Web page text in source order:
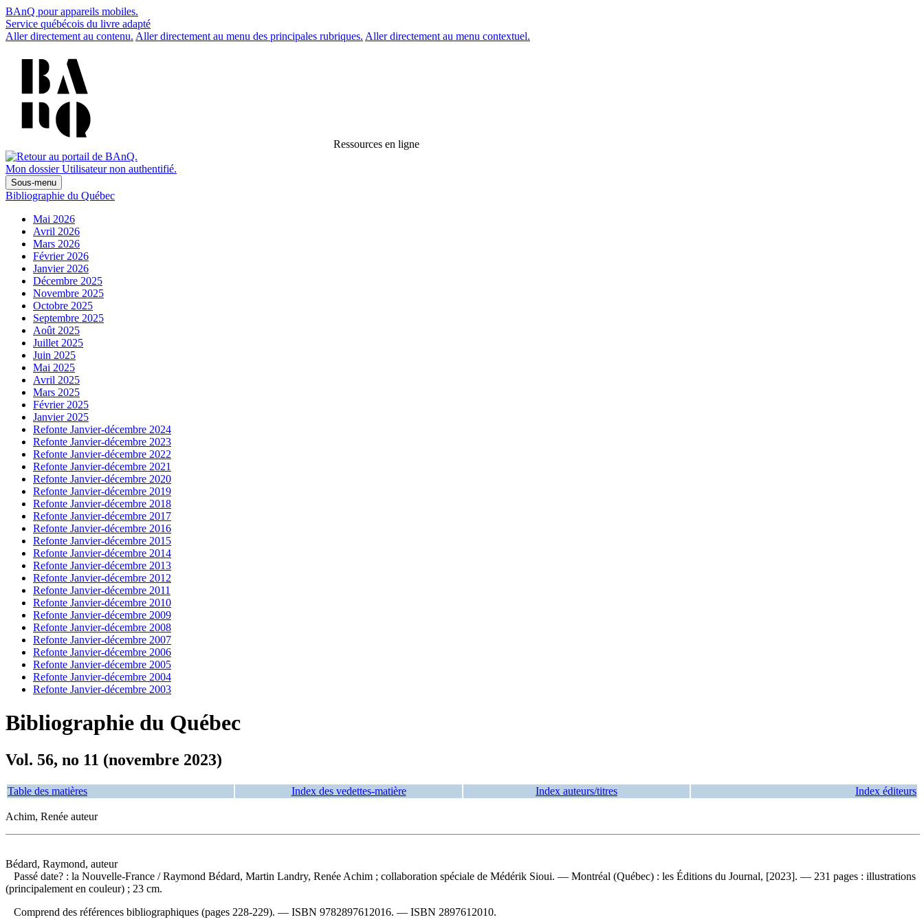
BAnQ pour appareils mobiles.
Service québécois du livre adapté
Aller directement au contenu. Aller directement au menu des principales rubriques. Aller directement au menu contextuel.
Ressources en ligne
Mon dossier Utilisateur non authentifié.
Sous-menu
Bibliographie du Québec
Mai 2026
Avril 2026
Mars 2026
Février 2026
Janvier 2026
Décembre 2025
Novembre 2025
Octobre 2025
Septembre 2025
Août 2025
Juillet 2025
Juin 2025
Mai 2025
Avril 2025
Mars 2025
Février 2025
Janvier 2025
Refonte Janvier-décembre 2024
Refonte Janvier-décembre 2023
Refonte Janvier-décembre 2022
Refonte Janvier-décembre 2021
Refonte Janvier-décembre 2020
Refonte Janvier-décembre 2019
Refonte Janvier-décembre 2018
Refonte Janvier-décembre 2017
Refonte Janvier-décembre 2016
Refonte Janvier-décembre 2015
Refonte Janvier-décembre 2014
Refonte Janvier-décembre 2013
Refonte Janvier-décembre 2012
Refonte Janvier-décembre 2011
Refonte Janvier-décembre 2010
Refonte Janvier-décembre 2009
Refonte Janvier-décembre 2008
Refonte Janvier-décembre 2007
Refonte Janvier-décembre 2006
Refonte Janvier-décembre 2005
Refonte Janvier-décembre 2004
Refonte Janvier-décembre 2003
Bibliographie du Québec
Vol. 56, no 11 (novembre 2023)
Table des matières Index des vedettes-matière Index auteurs/titres Index éditeurs
Achim, Renée auteur
Bédard, Raymond, auteur
Passé date? : la Nouvelle-France / Raymond Bédard, Martin Landry, Renée Achim ; collaboration spéciale de Médérik Sioui. — Montréal (Québec) : les Éditions du Journal, [2023]. — 231 pages : illustrations
(principalement en couleur) ; 23 cm.
Comprend des références bibliographiques (pages 228-229). — ISBN 9782897612016. — ISBN 2897612010.